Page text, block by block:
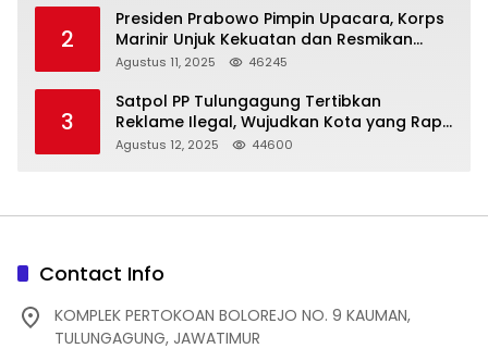
2
Presiden Prabowo Pimpin Upacara, Korps
Marinir Unjuk Kekuatan dan Resmikan
Struktur Baru
Agustus 11, 2025 46245
3
Satpol PP Tulungagung Tertibkan
Reklame Ilegal, Wujudkan Kota yang Rapi
dan Indah
Agustus 12, 2025 44600
Contact Info
KOMPLEK PERTOKOAN BOLOREJO NO. 9 KAUMAN,
TULUNGAGUNG, JAWATIMUR